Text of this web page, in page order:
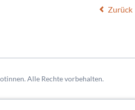
Zurück
Alle Rechte vorbehalten.